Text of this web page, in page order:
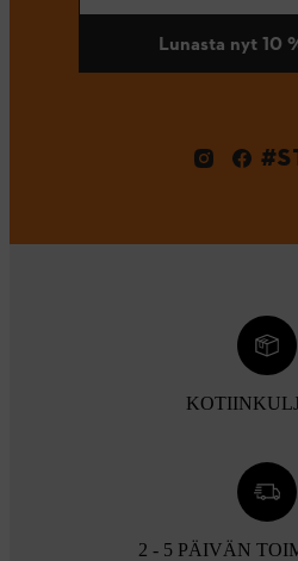
Lunasta nyt 10
2 - 5 PÄIVÄN